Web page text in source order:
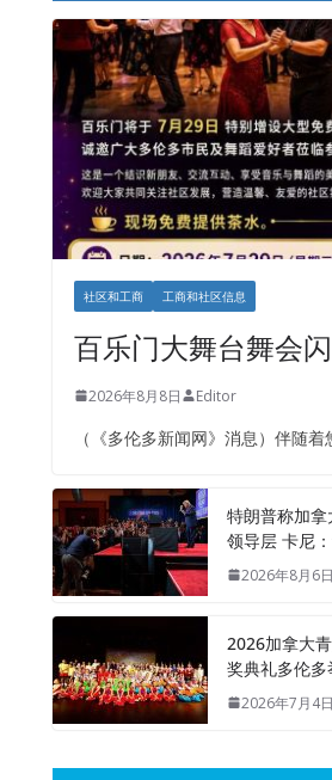
社区和工商 工商和社区信息
百乐门大舞台舞会
2026年8月8日 Editor
（《多伦多新闻网》消息）伴随
特朗普称加拿
领导层 卡尼
2026年8月6日
2026加拿大
奖典礼多伦多
2026年7月4日